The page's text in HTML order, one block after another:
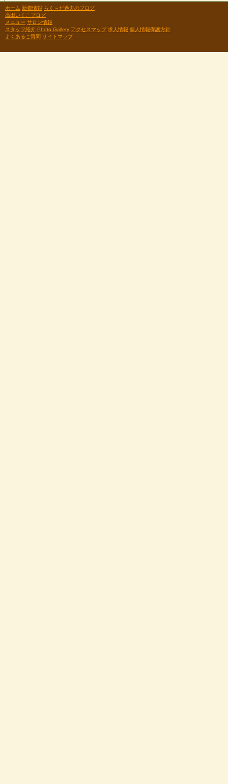
ホーム 新着情報 らく～だ過去のブログ
高田いくこブログ
メニュー サロン情報
スタッフ紹介 Photo Gallery アクセスマップ 求人情報 個人情報保護方針
よくあるご質問 サイトマップ